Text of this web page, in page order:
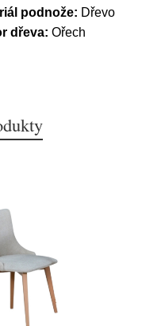
podnože: Dřevo
dřeva: Ořech